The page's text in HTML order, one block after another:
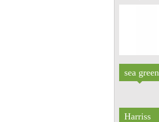
sea green
Harriss